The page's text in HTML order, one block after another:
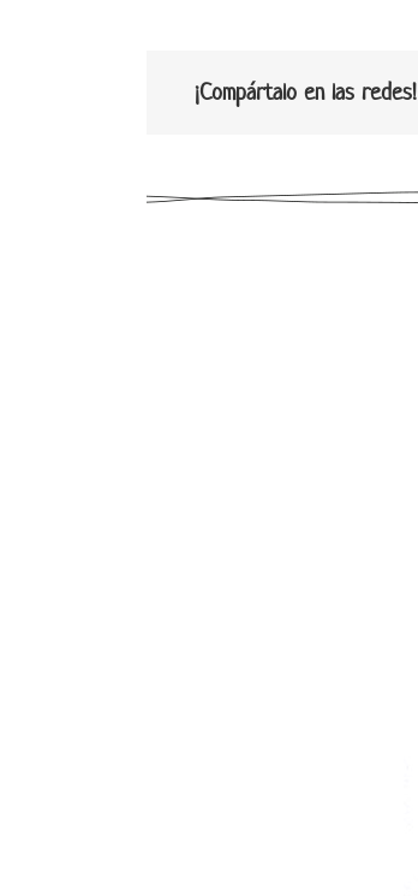
¡Compártalo en las redes!